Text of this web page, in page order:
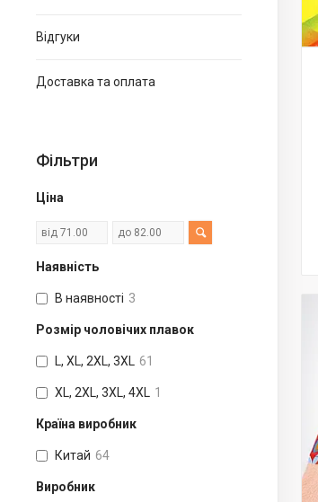
Відгуки
Доставка та оплата
Фільтри
Ціна
Наявність
В наявності 3
Розмір чоловічих плавок
L, XL, 2XL, 3XL 61
XL, 2XL, 3XL, 4XL 1
Країна виробник
Китай 64
Виробник